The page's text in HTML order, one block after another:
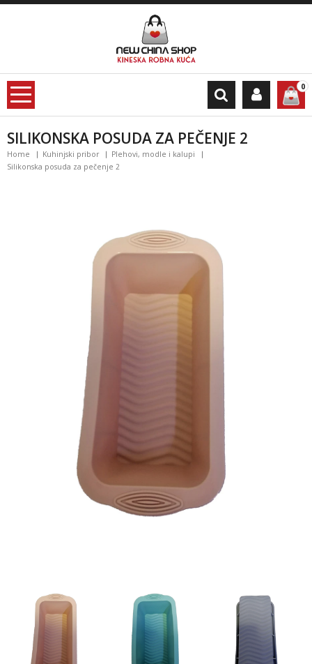
0
SILIKONSKA POSUDA ZA PEČENJE 2
Home Kuhinjski pribor
Plehovi, modle i kalupi
Silikonska posuda za pečenje 2